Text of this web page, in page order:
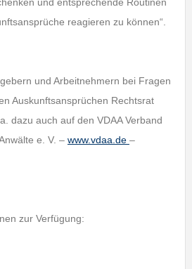
reagieren zu können“.
und Arbeitnehmern bei Fragen
Auskunftsansprüchen Rechtsrat
dazu auch auf den VDAA Verband
e. V. – www.vdaa.de –
zur Verfügung: